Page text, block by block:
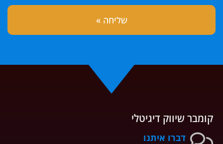
קומבר שיווק דיגיטלי
דברו איתנו